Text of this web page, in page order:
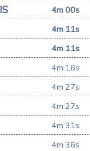
4m 00s
4m 11s
4m 11s
4m 16s
4m 27s
4m 27s
4m 31s
4m 36s